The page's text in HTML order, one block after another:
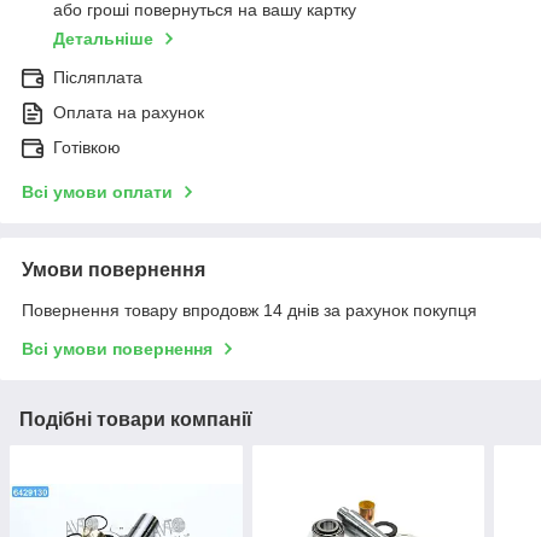
або гроші повернуться на вашу картку
Детальніше
Післяплата
Оплата на рахунок
Готівкою
Всі умови оплати
Умови повернення
Повернення товару впродовж 14 днів за рахунок покупця
Всі умови повернення
Подібні товари компанії